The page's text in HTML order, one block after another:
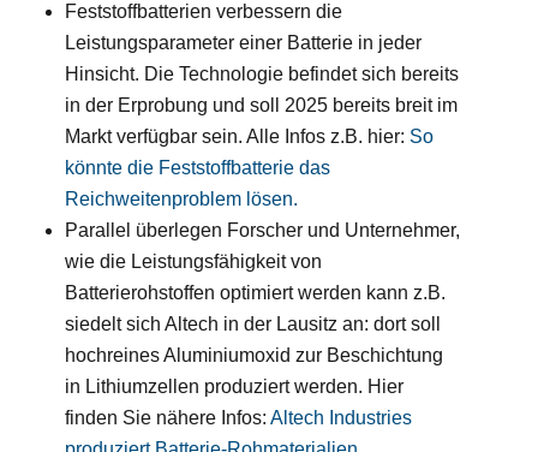
Feststoffbatterien verbessern die
Leistungsparameter einer Batterie in jeder
Hinsicht. Die Technologie befindet sich bereits
in der Erprobung und soll 2025 bereits breit im
Markt verfügbar sein. Alle Infos z.B. hier: So
könnte die Feststoffbatterie das
Reichweitenproblem lösen.
Parallel überlegen Forscher und Unternehmer,
wie die Leistungsfähigkeit von
Batterierohstoffen optimiert werden kann z.B.
siedelt sich Altech in der Lausitz an: dort soll
hochreines Aluminiumoxid zur Beschichtung
in Lithiumzellen produziert werden. Hier
finden Sie nähere Infos:Altech Industries